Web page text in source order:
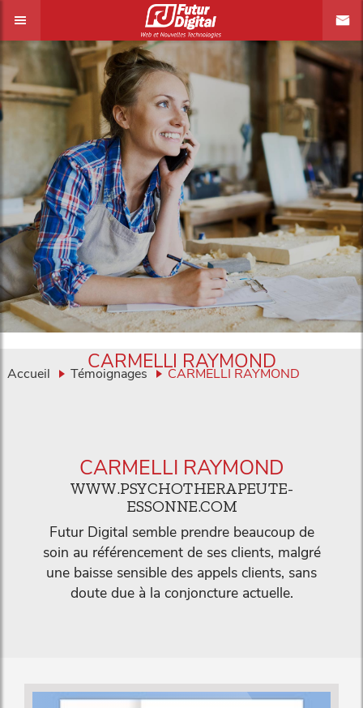
Accueil Témoignages CARMELLI RAYMOND
CARMELLI RAYMOND
CARMELLI RAYMOND
WWW.PSYCHOTHERAPEUTE-
ESSONNE.COM
Futur Digital semble prendre beaucoup de
soin au référencement de ses clients, malgré
une baisse sensible des appels clients, sans
doute due à la conjoncture actuelle.